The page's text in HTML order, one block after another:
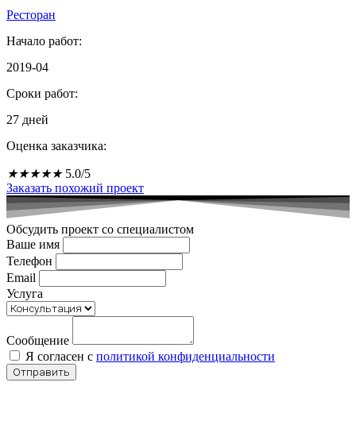
Ресторан
Начало работ:
2019-04
Сроки работ:
27 дней
Оценка заказчика:
★★★★★ 5.0/5
Заказать похожий проект
Обсудить проект со специалистом
Ваше имя
Телефон
Email
Услуга
Сообщение
Я согласен с политикой конфиденциальности
Отправить